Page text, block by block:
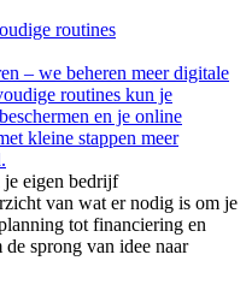
routines
– we beheren meer digitale
routines kun je
en je online
kleine stappen meer
je eigen bedrijf
van wat er nodig is om je
tot financiering en
sprong van idee naar